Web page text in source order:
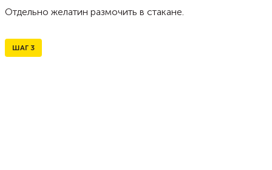
Отдельно желатин размочить в стакане.
ШАГ 3